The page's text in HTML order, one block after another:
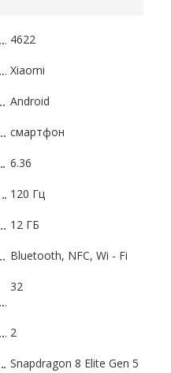
4622
Xiaomi
Android
смартфон
6.36
120 Гц
12 ГБ
Bluetooth, NFC, Wi - Fi
32
2
Snapdragon 8 Elite Gen 5